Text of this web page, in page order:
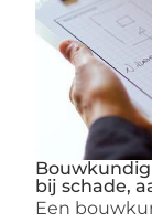
bij schade,
Een